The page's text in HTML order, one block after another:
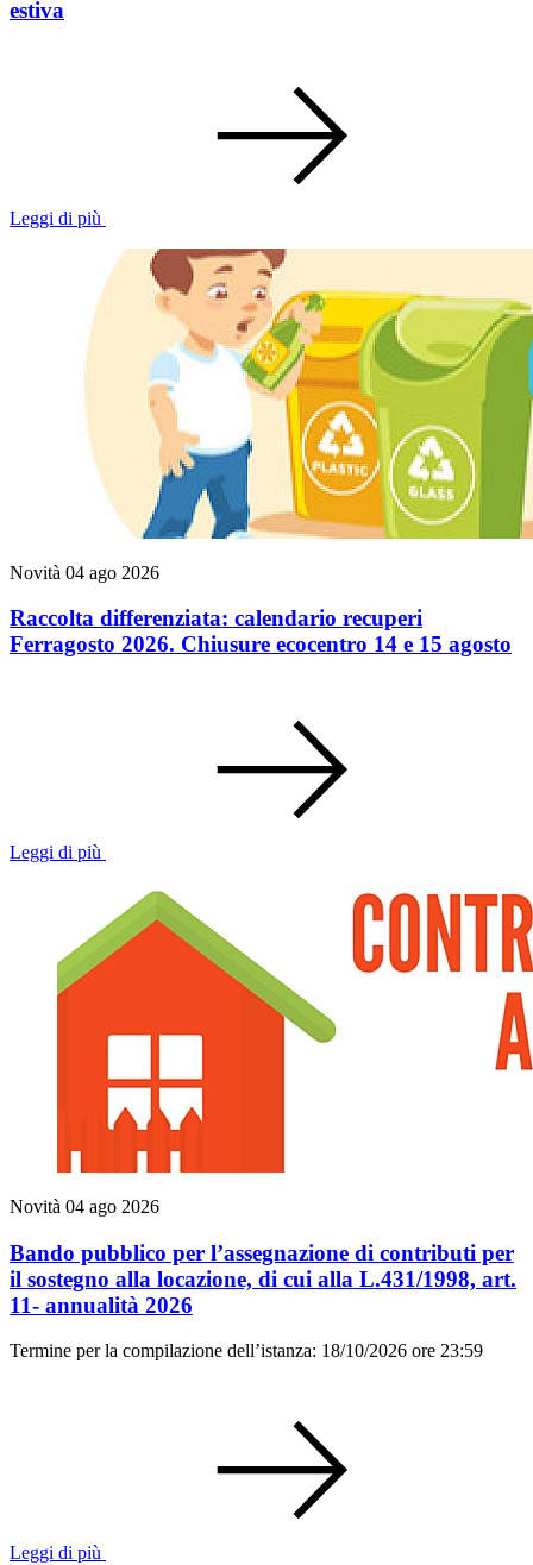
estiva
Leggi di più
Novità 04 ago 2026
Raccolta differenziata: calendario recuperi
Ferragosto 2026. Chiusure ecocentro 14 e 15 agosto
Leggi di più
Novità 04 ago 2026
Bando pubblico per l’assegnazione di contributi per
il sostegno alla locazione, di cui alla L.431/1998, art.
11- annualità 2026
Termine per la compilazione dell’istanza: 18/10/2026 ore 23:59
Leggi di più